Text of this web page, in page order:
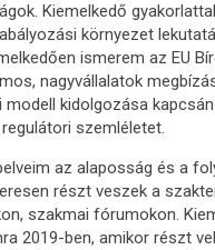
Kiemelkedő
környezet
ismerem az EU
nagyvállalatok
modell kidolgozása
szemléletet.
az alaposság és a
részt veszek a
szakmai fórumokon.
2019-ben, amikor részt